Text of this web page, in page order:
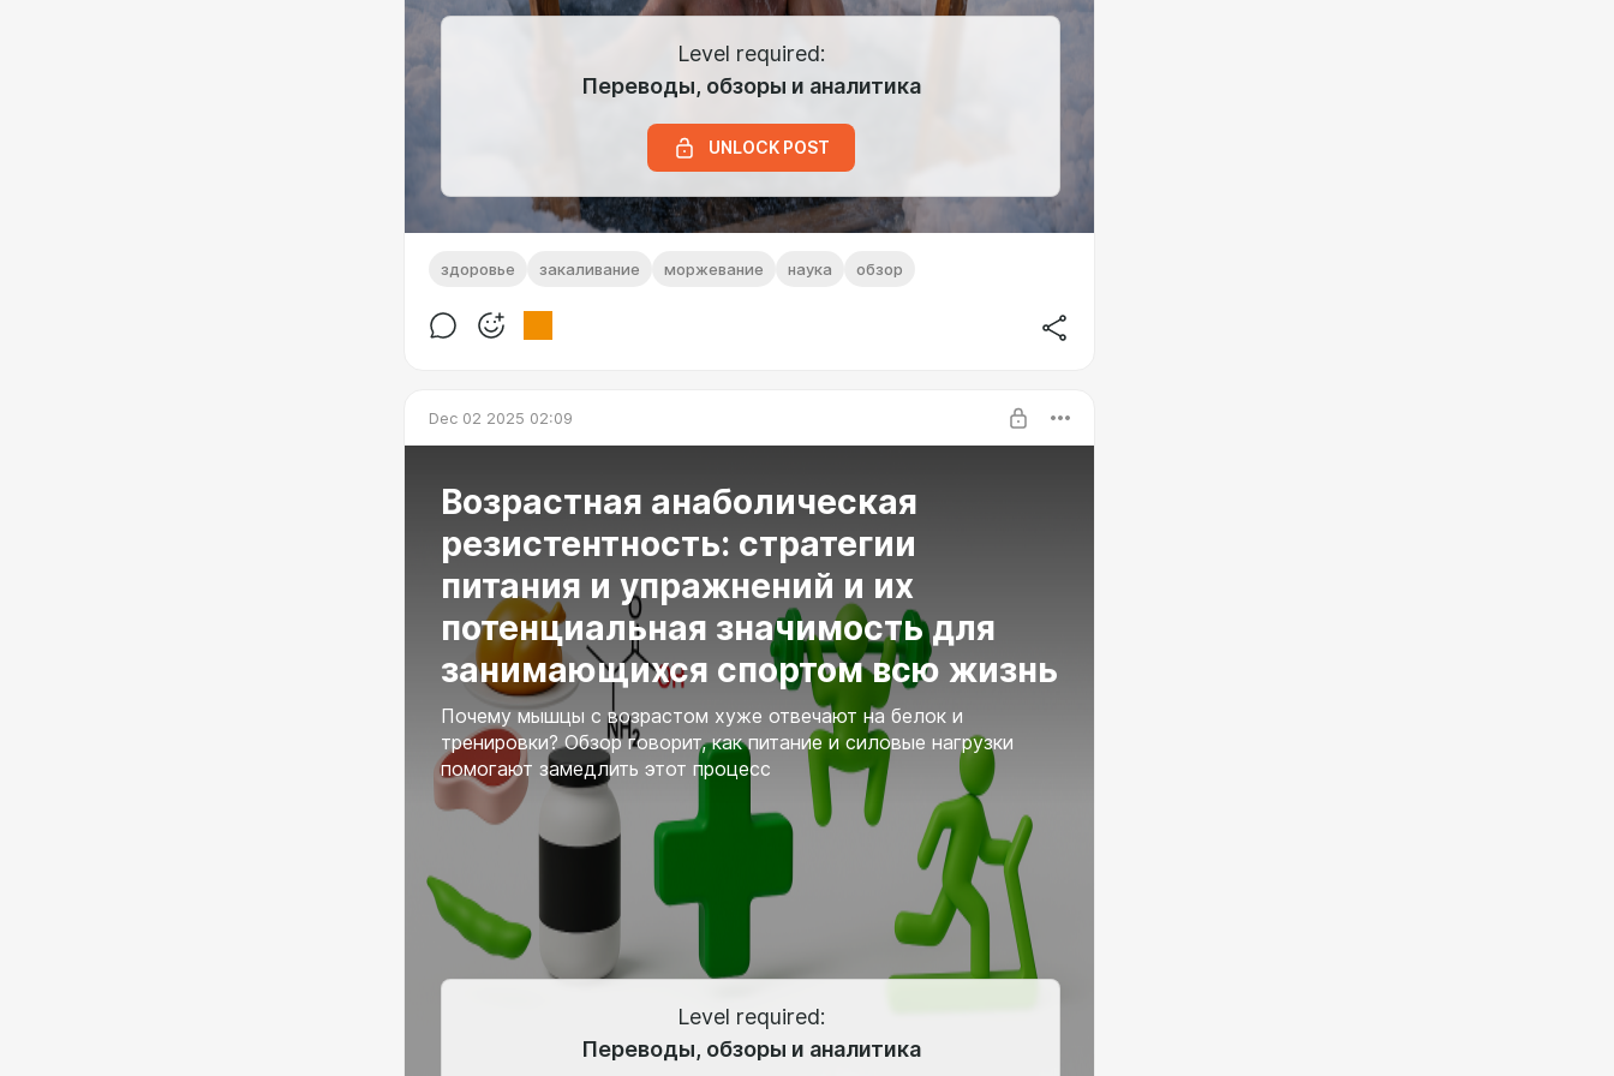
Level required:
Переводы, обзоры и аналитика
UNLOCK POST
здоровье закаливание моржевание наука обзор
Dec 02 2025 02:09
Возрастная анаболическая
резистентность: стратегии
питания и упражнений и их
потенциальная значимость для
занимающихся спортом всю жизнь
Почему мышцы с возрастом хуже отвечают на белок и
тренировки? Обзор говорит, как питание и силовые нагрузки
помогают замедлить этот процесс
Level required:
Переводы, обзоры и аналитика